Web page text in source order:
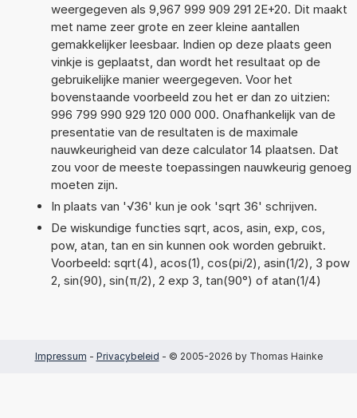
weergegeven als 9,967 999 909 291 2E+20. Dit maakt
met name zeer grote en zeer kleine aantallen
gemakkelijker leesbaar. Indien op deze plaats geen
vinkje is geplaatst, dan wordt het resultaat op de
gebruikelijke manier weergegeven. Voor het
bovenstaande voorbeeld zou het er dan zo uitzien:
996 799 990 929 120 000 000. Onafhankelijk van de
presentatie van de resultaten is de maximale
nauwkeurigheid van deze calculator 14 plaatsen. Dat
zou voor de meeste toepassingen nauwkeurig genoeg
moeten zijn.
In plaats van '√36' kun je ook 'sqrt 36' schrijven.
De wiskundige functies sqrt, acos, asin, exp, cos,
pow, atan, tan en sin kunnen ook worden gebruikt.
Voorbeeld: sqrt(4), acos(1), cos(pi/2), asin(1/2), 3 pow
2, sin(90), sin(π/2), 2 exp 3, tan(90°) of atan(1/4)
Impressum - Privacybeleid - © 2005-2026 by Thomas Hainke